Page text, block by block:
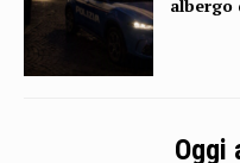
albergo
Oggi